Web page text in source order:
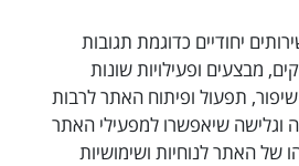
יחודיים כדוגמת תגובות
מבצעים ופעילויות שונות
תפעול ופיתוח האתר לרבות
וגלישה שיאפשרו למפעילי האתר
של האתר לנוחיות ושימושיות